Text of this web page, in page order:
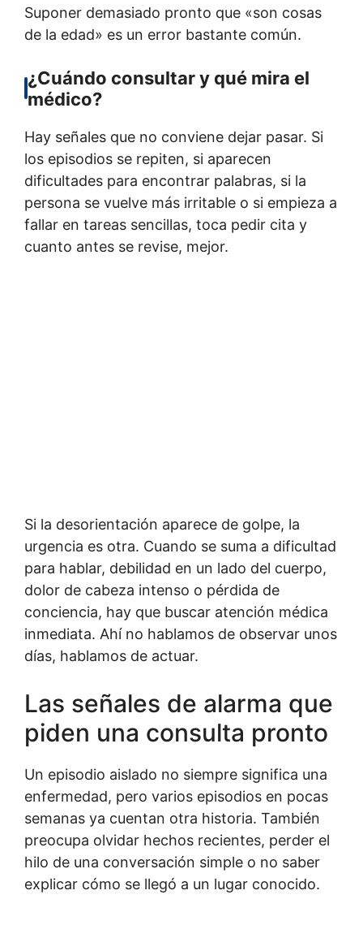
Suponer demasiado pronto que «son cosas
de la edad» es un error bastante común.
¿Cuándo consultar y qué mira el
médico?
Hay señales que no conviene dejar pasar. Si
los episodios se repiten, si aparecen
dificultades para encontrar palabras, si la
persona se vuelve más irritable o si empieza a
fallar en tareas sencillas, toca pedir cita y
cuanto antes se revise, mejor.
Si la desorientación aparece de golpe, la
urgencia es otra. Cuando se suma a dificultad
para hablar, debilidad en un lado del cuerpo,
dolor de cabeza intenso o pérdida de
conciencia, hay que buscar atención médica
inmediata. Ahí no hablamos de observar unos
días, hablamos de actuar.
Las señales de alarma que
piden una consulta pronto
Un episodio aislado no siempre significa una
enfermedad, pero varios episodios en pocas
semanas ya cuentan otra historia. También
preocupa olvidar hechos recientes, perder el
hilo de una conversación simple o no saber
explicar cómo se llegó a un lugar conocido.